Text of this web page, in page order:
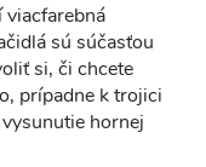
viacfarebná
sú súčasťou
si, či chcete
prípadne k trojici
hornej